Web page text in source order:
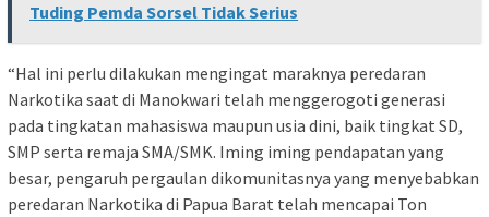
Tuding Pemda Sorsel Tidak Serius
“Hal ini perlu dilakukan mengingat maraknya peredaran
Narkotika saat di Manokwari telah menggerogoti generasi
pada tingkatan mahasiswa maupun usia dini, baik tingkat SD,
SMP serta remaja SMA/SMK. Iming iming pendapatan yang
besar, pengaruh pergaulan dikomunitasnya yang menyebabkan
peredaran Narkotika di Papua Barat telah mencapai Ton